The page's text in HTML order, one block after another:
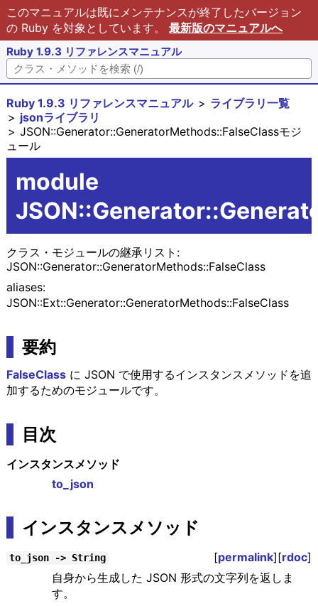
このマニュアルは既にメンテナンスが終了したバージョン
の Ruby を対象としています。 最新版のマニュアルへ
Ruby 1.9.3 リファレンスマニュアル
Ruby 1.9.3 リファレンスマニュアル
ライブラリ一覧
jsonライブラリ
JSON::Generator::GeneratorMethods::FalseClassモジ
ュール
module
クラス・モジュールの継承リスト:
JSON::Generator::GeneratorMethods::FalseClass
aliases:
JSON::Ext::Generator::GeneratorMethods::FalseClass
要約
FalseClassに JSON で使用するインスタンスメソッドを追
加するためのモジュールです。
目次
インスタンスメソッド
to_json
インスタンスメソッド
to_json -> String [permalink][rdoc]
自身から生成した JSON 形式の文字列を返しま
す。